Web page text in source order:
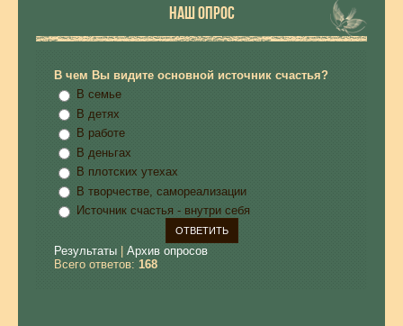
НАШ ОПРОС
В чем Вы видите основной источник счастья?
В семье
В детях
В работе
В деньгах
В плотских утехах
В творчестве, самореализации
Источник счастья - внутри себя
Результаты
Архив опросов
Всего ответов: 168